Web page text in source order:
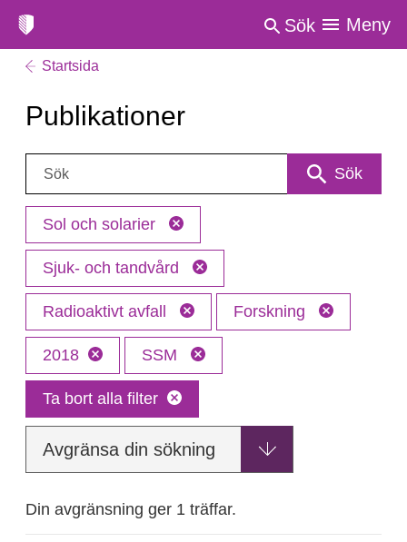
Sök Meny
Startsida
Publikationer
Sök: Sök
Sol och solarier
Sjuk- och tandvård
Radioaktivt avfall Forskning
2018 SSM
Ta bort alla filter
Avgränsa din sökning
Din avgränsning ger 1 träffar.